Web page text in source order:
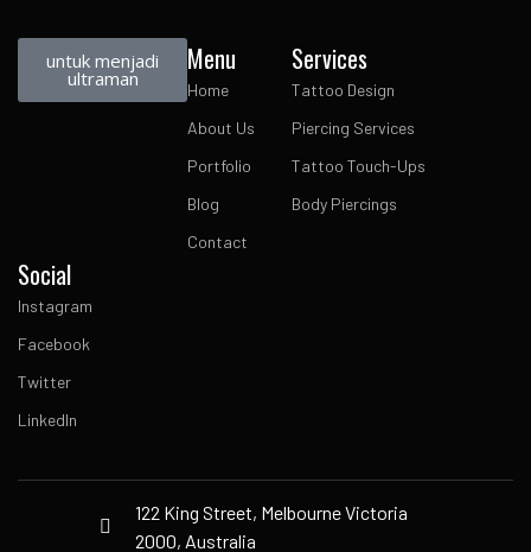
untuk menjadi
ultraman
Menu
Home
About Us
Portfolio
Blog
Contact
Services
Tattoo Design
Piercing Services
Tattoo Touch-Ups
Body Piercings
Social
Instagram
Facebook
Twitter
LinkedIn
122 King Street, Melbourne Victoria
2000, Australia